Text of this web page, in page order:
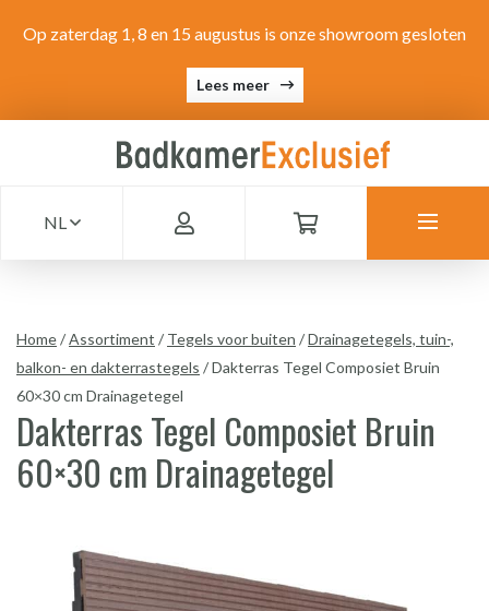
Op zaterdag 1, 8 en 15 augustus is onze showroom gesloten
Lees meer
NL
Home/Assortiment / Tegels voor buiten /Drainagetegels, tuin-,
balkon- en dakterrastegels /Dakterras Tegel Composiet Bruin
60×30 cm Drainagetegel
Dakterras Tegel Composiet Bruin
60×30 cm Drainagetegel